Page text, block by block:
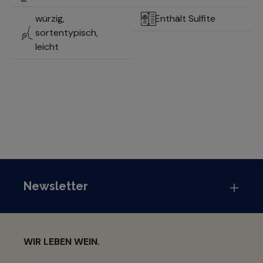
würzig,
sortentypisch,
leicht
Enthält Sulfite
Newsletter
WIR LEBEN WEIN.